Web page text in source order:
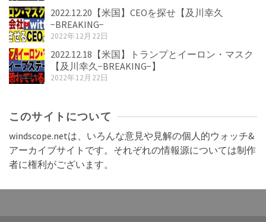
2022.12.20【米国】CEOを探せ【及川幸久
−BREAKING−
2022年12月22日
2022.12.18【米国】トランプとイーロン・マスク
【及川幸久−BREAKING−】
2022年12月22日
このサイトについて
windscope.netは、いろんな意見や見解の個人的ウォッチ&
アーカイブサイトです。それぞれの情報源については制作
者に権利がございます。